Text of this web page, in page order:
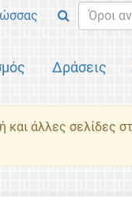
Δράσεις
και άλλες σελίδες